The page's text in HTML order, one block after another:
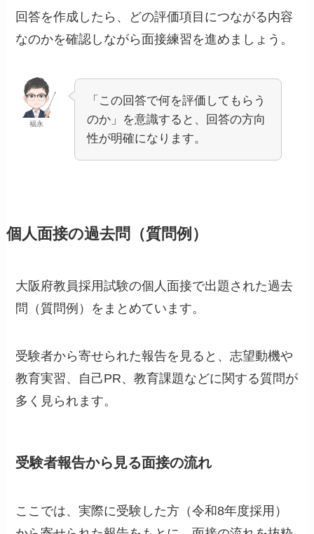
回答を作成したら、どの評価項目につながる内容
なのかを確認しながら面接練習を進めましょう。
福永
「この回答で何を評価してもらう
のか」を意識すると、回答の方向
性が明確になります。
個人面接の過去問（質問例）
大阪府教員採用試験の個人面接で出題された過去
問（質問例）をまとめています。
受験者から寄せられた報告を見ると、志望動機や
教育実習、自己PR、教育課題などに関する質問が
多く見られます。
受験者報告から見る面接の流れ
ここでは、実際に受験した方（令和8年度採用）